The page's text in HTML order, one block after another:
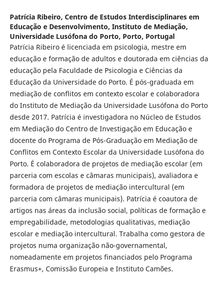
Patrícia Ribeiro, Centro de Estudos Interdisciplinares em
Educação e Desenvolvimento, Instituto de Mediação,
Universidade Lusófona do Porto, Porto, Portugal
Patrícia Ribeiro é licenciada em psicologia, mestre em
educação e formação de adultos e doutorada em ciências da
educação pela Faculdade de Psicologia e Ciências da
Educação da Universidade do Porto. É pós-graduada em
mediação de conflitos em contexto escolar e colaboradora
do Instituto de Mediação da Universidade Lusófona do Porto
desde 2017. Patrícia é investigadora no Núcleo de Estudos
em Mediação do Centro de Investigação em Educação e
docente do Programa de Pós-Graduação em Mediação de
Conflitos em Contexto Escolar da Universidade Lusófona do
Porto. É colaboradora de projetos de mediação escolar (em
parceria com escolas e câmaras municipais), avaliadora e
formadora de projetos de mediação intercultural (em
parceria com câmaras municipais). Patrícia é coautora de
artigos nas áreas da inclusão social, políticas de formação e
empregabilidade, metodologias qualitativas, mediação
escolar e mediação intercultural. Trabalha como gestora de
projetos numa organização não-governamental,
nomeadamente em projetos financiados pelo Programa
Erasmus+, Comissão Europeia e Instituto Camões.